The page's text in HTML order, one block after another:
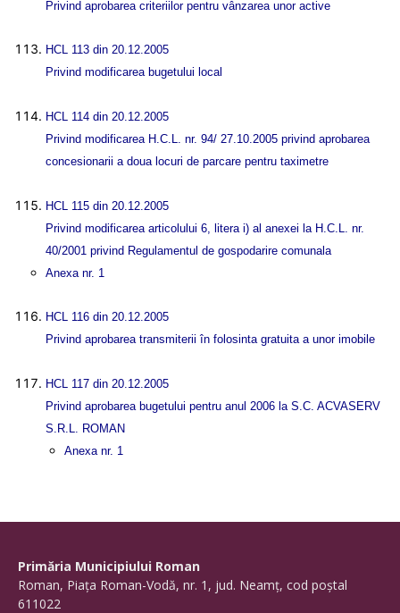
Privind aprobarea criteriilor pentru vânzarea unor active
HCL 113 din 20.12.2005
Privind modificarea bugetului local
HCL 114 din 20.12.2005
Privind modificarea H.C.L. nr. 94/ 27.10.2005 privind aprobarea
concesionarii a doua locuri de parcare pentru taximetre
HCL 115 din 20.12.2005
Privind modificarea articolului 6, litera i) al anexei la H.C.L. nr.
40/2001 privind Regulamentul de gospodarire comunala
Anexa nr. 1
HCL 116 din 20.12.2005
Privind aprobarea transmiterii în folosinta gratuita a unor imobile
HCL 117 din 20.12.2005
Privind aprobarea bugetului pentru anul 2006 la S.C. ACVASERV
S.R.L. ROMAN
Anexa nr. 1
Primăria Municipiului Roman
Roman, Piaţa Roman-Vodă, nr. 1, jud. Neamţ, cod poştal
611022